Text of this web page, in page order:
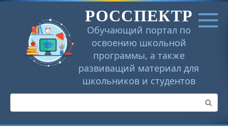
Перейти
РОССПЕКТР
Обучающий портал по
освоению школьной
программы, а также
развиващий материал для
школьников и студентов
Поиск: